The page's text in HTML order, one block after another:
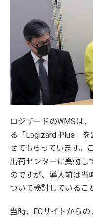
ロジザードのWMSは
る「Logizard-Plus」
せてもらっています。
出荷センターに異動し
のですが、導入前は当
ついて検討しているこ
当時、ECサイトから